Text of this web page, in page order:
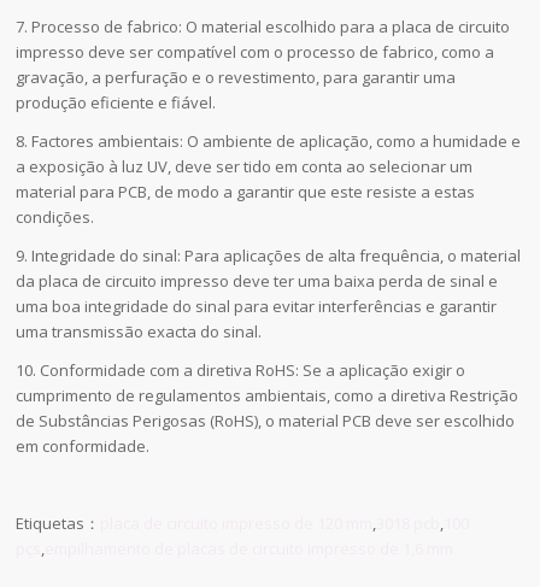
7. Processo de fabrico: O material escolhido para a placa de circuito
impresso deve ser compatível com o processo de fabrico, como a
gravação, a perfuração e o revestimento, para garantir uma
produção eficiente e fiável.
8. Factores ambientais: O ambiente de aplicação, como a humidade e
a exposição à luz UV, deve ser tido em conta ao selecionar um
material para PCB, de modo a garantir que este resiste a estas
condições.
9. Integridade do sinal: Para aplicações de alta frequência, o material
da placa de circuito impresso deve ter uma baixa perda de sinal e
uma boa integridade do sinal para evitar interferências e garantir
uma transmissão exacta do sinal.
10. Conformidade com a diretiva RoHS: Se a aplicação exigir o
cumprimento de regulamentos ambientais, como a diretiva Restrição
de Substâncias Perigosas (RoHS), o material PCB deve ser escolhido
em conformidade.
Etiquetas： , ,
,